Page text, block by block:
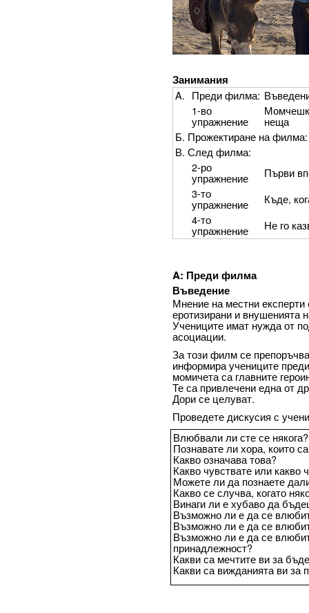
Занимания
A. Преди филма:
1-во
упражнение
неща
Б. Прожектиране на филма:
В. След филма:
2-ро
упражнение
Първи
3-то
упражнение
Къде,
4-то
упражнение Не го
A: Преди филма
Въведение
Мнение на местни
еротизирани и внушенията
Учениците имат нужда от
асоциации.
За този филм се
информира учениците
момичета са главните
Те са привлечени една от
Дори се целуват.
Проведете дискусия с
Влюбвали ли сте се някога?
Познавате ли хора, които
Какво означава това?
Какво чувствате или какво
Можете ли да познаете
Какво се случва, когато
Винаги ли е хубаво да
Възможно ли е да се
Възможно ли е да се
Възможно ли е да се
принадлежност?
Какви са мечтите ви за
Какви са вижданията ви за